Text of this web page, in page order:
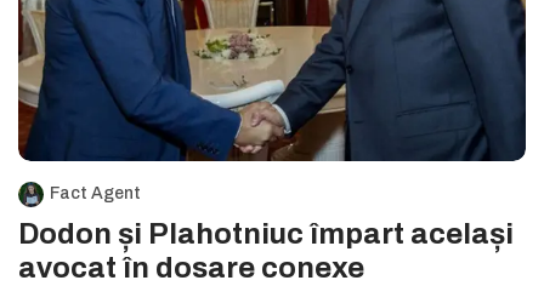
Fact Agent
Dodon și Plahotniuc împart același
avocat în dosare conexe